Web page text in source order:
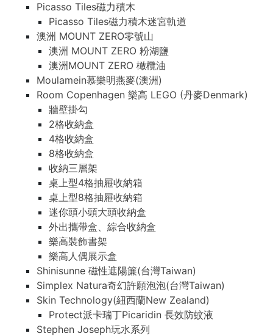
Picasso Tiles磁力積木
Picasso Tiles磁力積木迷宮軌道
澳洲 MOUNT ZERO零號山
澳洲 MOUNT ZERO 粉湖鹽
澳洲MOUNT ZERO 橄欖油
Moulamein慕樂明燕麥(澳洲)
Room Copenhagen 樂高 LEGO (丹麥Denmark)
牆壁掛勾
2格收納盒
4格收納盒
8格收納盒
收納三層架
桌上型4格抽屜收納箱
桌上型8格抽屜收納箱
迷你頭小頭大頭收納盒
外出攜帶盒、綜合收納盒
樂高裝飾書架
樂高人偶展示盒
Shinisunne 磁性遮陽簾(台灣Taiwan)
Simplex Natura奇幻許願泡泡(台灣Taiwan)
Skin Technology(紐西蘭New Zealand)
Protect派卡瑞丁Picaridin 長效防蚊液
Stephen Joseph玩水系列